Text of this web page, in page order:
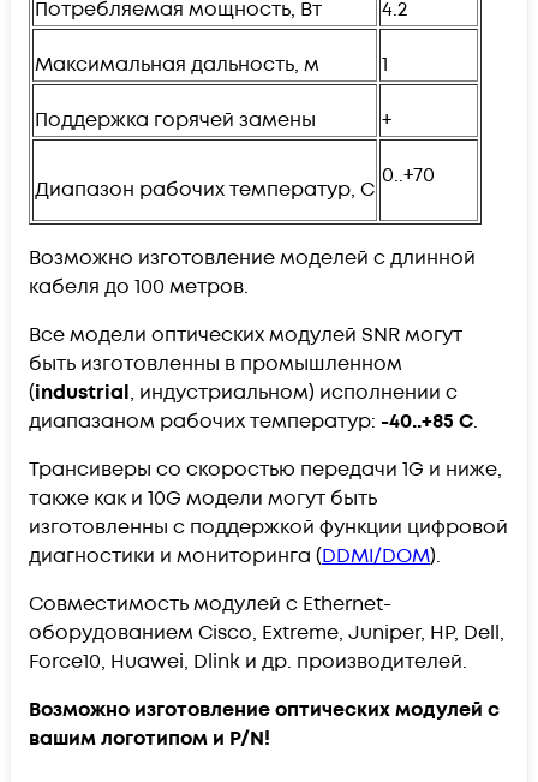
Потребляемая мощность, Вт 4.2
Максимальная дальность, м 1
Поддержка горячей замены +
Диапазон рабочих температур, C
0..+70
Возможно изготовление моделей с длинной
кабеля до 100 метров.
Все модели оптических модулей SNR могут
быть изготовленны в промышленном
(industrial, индустриальном) исполнении с
диапазаном рабочих температур: -40..+85 С.
Трансиверы со скоростью передачи 1G и ниже,
также как и 10G модели могут быть
изготовленны с поддержкой функции цифровой
диагностики и мониторинга (DDMI/DOM).
Совместимость модулей с Ethernet-
оборудованием Cisco, Extreme, Juniper, HP, Dell,
Force10, Huawei, Dlink и др. производителей.
Возможно изготовление оптических модулей с
вашим логотипом и P/N!